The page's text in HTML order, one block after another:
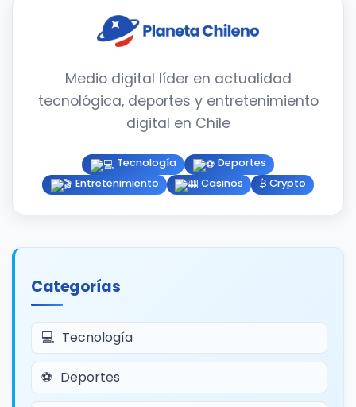
Medio digital líder en actualidad
tecnológica, deportes y entretenimiento
digital en Chile
Tecnología
Deportes
Entretenimiento
Casinos ₿ Crypto
Categorías
Tecnología
Deportes